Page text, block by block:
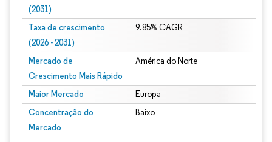
(2031)
Taxa de crescimento
(2026 - 2031)
9.85% CAGR
Mercado de
Crescimento Mais Rápido
América do Norte
Maior Mercado Europa
Concentração do
Mercado
Baixo